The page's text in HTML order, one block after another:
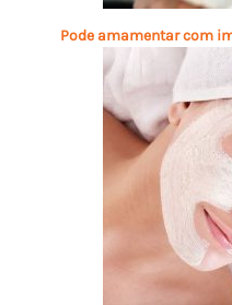
Pode amamentar com